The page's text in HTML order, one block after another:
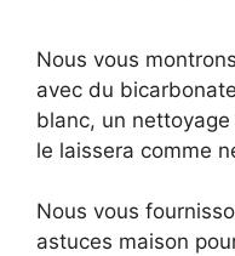
Nous vous
avec du
blanc, un
le laissera comme
Nous vous
astuces maison